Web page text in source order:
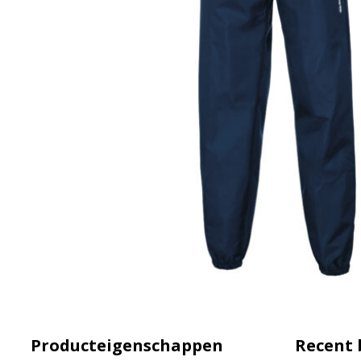
Producteigenschappen Recent